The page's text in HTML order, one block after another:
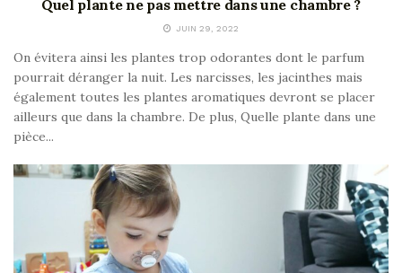
Quel plante ne pas mettre dans une chambre ?
JUIN 29, 2022
On évitera ainsi les plantes trop odorantes dont le parfum
pourrait déranger la nuit. Les narcisses, les jacinthes mais
également toutes les plantes aromatiques devront se placer
ailleurs que dans la chambre. De plus, Quelle plante dans une
pièce...